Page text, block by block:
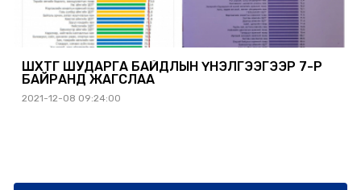
ШӨХТГ ШУДАРГА БАЙДЛЫН ҮНЭЛГЭЭГЭЭР 7-Р
БАЙРАНД ЖАГСЛАА
2021-12-08 09:24:00